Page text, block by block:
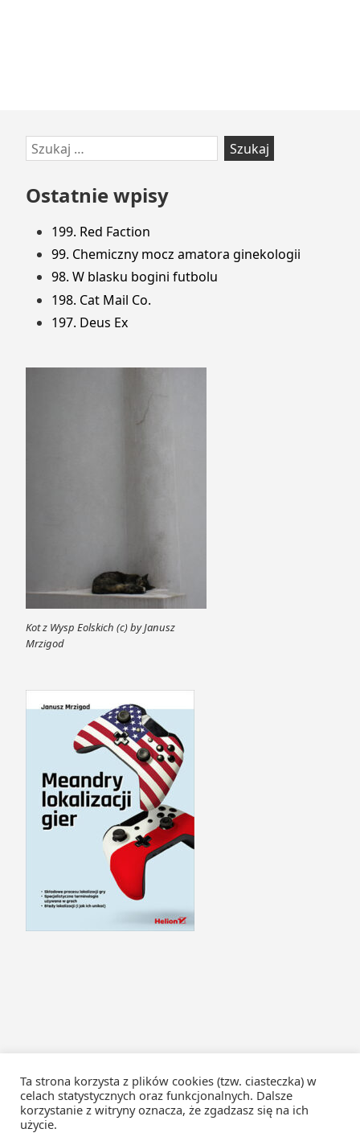
Przejdź
do
stopki
Szukaj:
Ostatnie wpisy
199. Red Faction
99. Chemiczny mocz amatora ginekologii
98. W blasku bogini futbolu
198. Cat Mail Co.
197. Deus Ex
Kot z Wysp Eolskich (c) by Janusz
Mrzigod
Ta strona korzysta z plików cookies (tzw. ciasteczka) w
celach statystycznych oraz funkcjonalnych. Dalsze
korzystanie z witryny oznacza, że zgadzasz się na ich
użycie.